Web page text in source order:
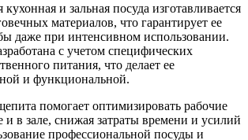
и зальная посуда изготавливается
материалов, что гарантирует ее
даже при интенсивном использовании.
с учетом специфических
питания, что делает ее
и функциональной.
помогает оптимизировать рабочие
и в зале, снижая затраты времени и усилий
профессиональной посуды и